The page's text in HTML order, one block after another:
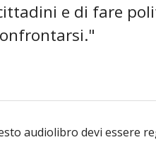
e di fare
audiolibro devi essere